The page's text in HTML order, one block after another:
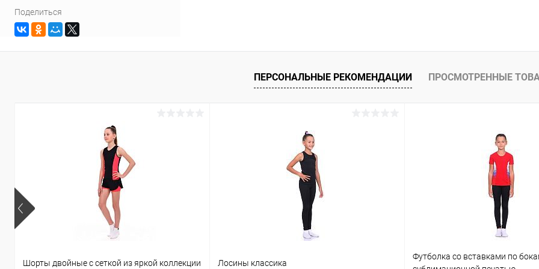
Поделиться
ПЕРСОНАЛЬНЫЕ РЕКОМЕНДАЦИИ ПРОСМОТРЕННЫЕ
Шорты двойные с сеткой из яркой коллекции Лосины классика
Футболка со вставками по